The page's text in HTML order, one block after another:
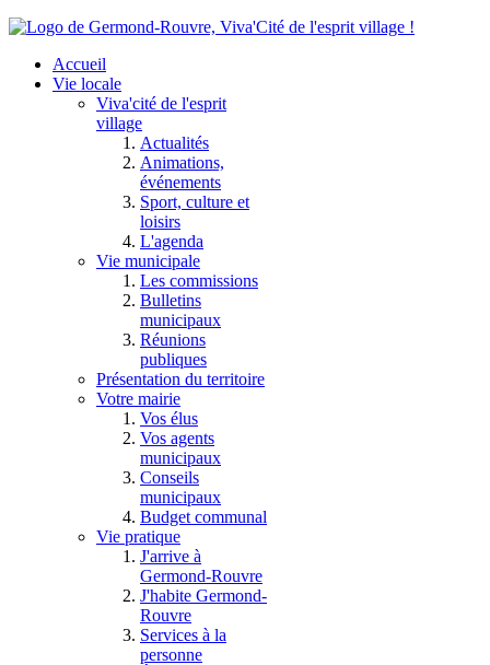
Accueil
Vie locale
Viva'cité de l'esprit
village
Actualités
Animations,
événements
Sport, culture et
loisirs
L'agenda
Vie municipale
Les commissions
Bulletins
municipaux
Réunions
publiques
Présentation du territoire
Votre mairie
Vos élus
Vos agents
municipaux
Conseils
municipaux
Budget communal
Vie pratique
J'arrive à
Germond-Rouvre
J'habite Germond-
Rouvre
Services à la
personne